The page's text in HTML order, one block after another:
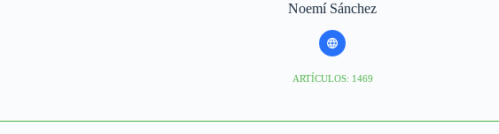
Noemí Sánchez
ARTÍCULOS: 1469